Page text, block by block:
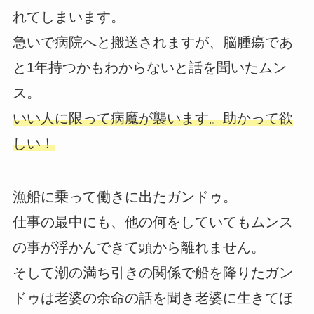
れてしまいます。
急いで病院へと搬送されますが、脳腫瘍であ
と1年持つかもわからないと話を聞いたムン
ス。
いい人に限って病魔が襲います。助かって欲
しい！
漁船に乗って働きに出たガンドゥ。
仕事の最中にも、他の何をしていてもムンス
の事が浮かんできて頭から離れません。
そして潮の満ち引きの関係で船を降りたガン
ドゥは老婆の余命の話を聞き老婆に生きてほ